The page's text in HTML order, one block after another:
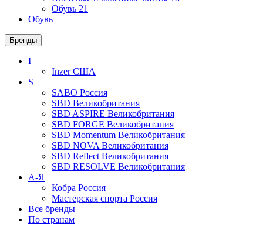
Обувь 21
Обувь
Бренды
I
InzerСША
S
SABO Россия
SBD Великобритания
SBD ASPIRE Великобритания
SBD FORGE Великобритания
SBD Momentum Великобритания
SBD NOVA Великобритания
SBD Reflect Великобритания
SBD RESOLVE Великобритания
А-Я
Кобра Россия
Мастерская спорта Россия
Все бренды
По странам